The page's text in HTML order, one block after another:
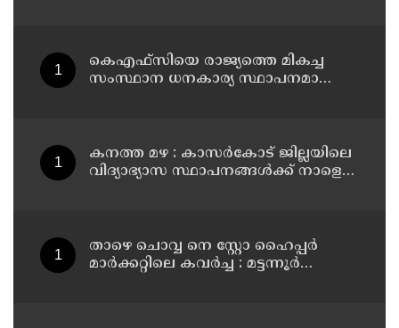
കെഎഫ്‌സിയെ രാജ്യത്തെ മികച്ച
സംസ്ഥാന ധനകാര്യ സ്ഥാപനമാക്കും:
കനത്ത മഴ : കാസർകോട് ജില്ലയിലെ
വിദ്യാഭ്യാസ സ്ഥാപനങ്ങൾക്ക് നാളെ
താഴെ ചൊവ്വ നെ സ്റ്റോ ഹൈപ്പർ
മാർക്കറ്റിലെ കവർച്ച : മട്ടന്നൂർ